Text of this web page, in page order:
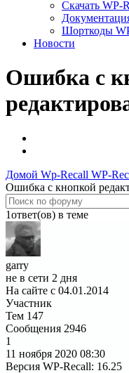
Скачать WP-
Шорткоды
Новости
Ошибка с
Домой Wp-Recall WP-
Ошибка с кнопкой
1ответ(ов) в теме
garry
не в сети 2 дня
На сайте с 04.01.2014
Участник
Тем 147
Сообщения 2946
1
11 ноября 2020 08:30
Версия WP-Recall: 16.25